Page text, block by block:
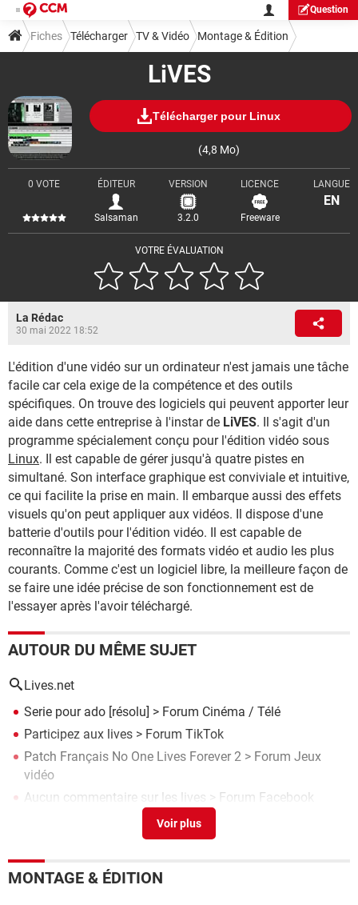
Question
LiVES
Télécharger pour Linux
(4,8 Mo)
VOTRE ÉVALUATION
0 VOTE ÉDITEUR
Salsaman
VERSION
3.2.0
LICENCE
Freeware
LANGUE
EN
Fiches Télécharger TV & Vidéo Montage & Édition
La Rédac
30 mai 2022 18:52
L'édition d'une vidéo sur un ordinateur n'est jamais une tâche
facile car cela exige de la compétence et des outils
spécifiques. On trouve des logiciels qui peuvent apporter leur
aide dans cette entreprise à l'instar de LiVES. Il s'agit d'un
programme spécialement conçu pour l'édition vidéo sous
Linux. Il est capable de gérer jusqu'à quatre pistes en
simultané. Son interface graphique est conviviale et intuitive,
ce qui facilite la prise en main. Il embarque aussi des effets
visuels qu'on peut appliquer aux vidéos. Il dispose d'une
batterie d'outils pour l'édition vidéo. Il est capable de
reconnaître la majorité des formats vidéo et audio les plus
courants. Comme c'est un logiciel libre, la meilleure façon de
se faire une idée précise de son fonctionnement est de
l'essayer après l'avoir téléchargé.
AUTOUR DU MÊME SUJET
Lives.net
Serie pour ado [résolu] > Forum Cinéma / Télé
Participez aux lives > Forum TikTok
Patch Français No One Lives Forever 2 > Forum Jeux
vidéo
Aucun commentaire sur les lives > Forum Facebook
Forum TikTok
MONTAGE & ÉDITION